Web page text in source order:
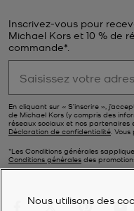
Inscrivez-vous pour
Michael Kors et 10 % de
commande*.
En cliquant sur « S’inscrire »,
de Michael Kors (y compris des
réseaux sociaux et nos partenaires
Déclaration de confidentialité.
*Les Conditions générales
Conditions générales des
Nous utilisons des